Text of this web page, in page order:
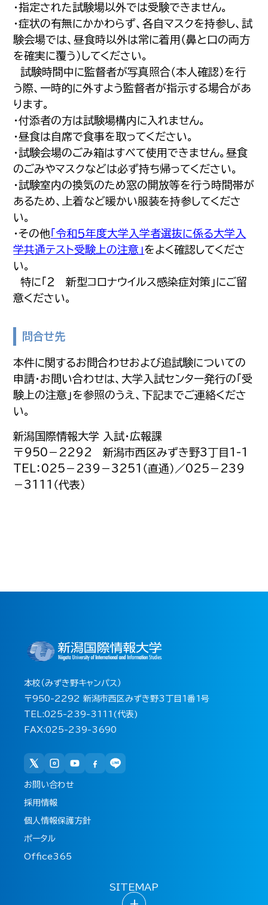
・指定された試験場以外では受験できません。
・症状の有無にかかわらず、各自マスクを持参し、試
験会場では、昼食時以外は常に着用（鼻と口の両方
を確実に覆う）してください。
試験時間中に監督者が写真照合（本人確認）を行
う際、一時的に外すよう監督者が指示する場合があ
ります。
・付添者の方は試験場構内に入れません。
・昼食は自席で食事を取ってください。
・試験会場のごみ箱はすべて使用できません。昼食
のごみやマスクなどは必ず持ち帰ってください。
・試験室内の換気のため窓の開放等を行う時間帯が
あるため、上着など暖かい服装を持参してくださ
い。
・その他 「令和５年度大学入学者選抜に係る大学入
学共通テスト受験上の注意」をよく確認してくださ
い。
特に「２ 新型コロナウイルス感染症対策」にご留
意ください。
問合せ先
本件に関するお問合わせおよび追試験についての
申請・お問い合わせは、大学入試センター発行の「受
験上の注意」を参照のうえ、下記までご連絡くださ
い。
新潟国際情報大学 入試・広報課
〒950－2292 新潟市西区みずき野3丁目1-1
TEL：025－239－3251（直通）／025－239
－3111（代表）
本校（みずき野キャンパス）
〒950-2292 新潟市西区みずき野3丁目1番1号
TEL:025-239-3111(代表)
FAX:025-239-3690
お問い合わせ
採用情報
個人情報保護方針
ポータル
Office365
SITEMAP